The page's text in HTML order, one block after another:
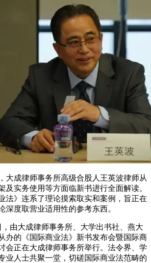
成律师事务所高级合股人王英波律师从
及实务使用等方面临新书进行全面解读。
法》连系了理论摸索取实和案例，旨正在
深度取营业适用性的参考东西。
由大成律师事务所、大学出书社、燕大
办的《国际商业法》新书发布会暨国际商
会正在大成律师事务所举行。法令界、学
业人士共聚一堂，切磋国际商业法范畴的